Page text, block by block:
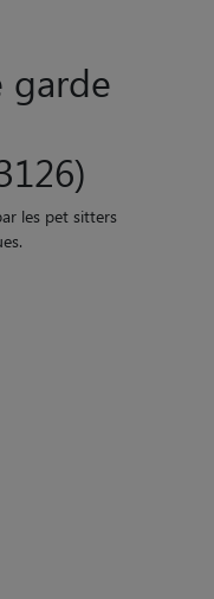
garde
les pet sitters